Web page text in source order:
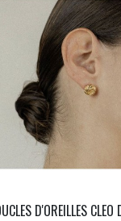
D'OREILLES CLEO